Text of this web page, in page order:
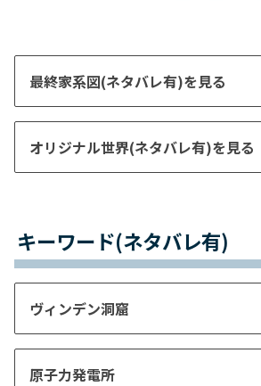
最終家系図(ネタバレ有)を見る
オリジナル世界(ネタバレ有)を見る
キーワード(ネタバレ有)
ヴィンデン洞窟
原子力発電所